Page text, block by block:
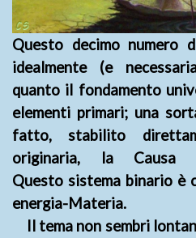
Questo decimo numero
idealmente (e
quanto il fondamento
elementi primari; una
fatto, stabilito
originaria, la Causa
Questo sistema binario
energia-Materia.
Il tema non sembri